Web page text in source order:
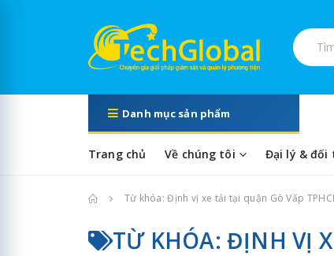
Tìm
Danh mục sản phẩm
Trang chủ Về chúng tôi Đại lý & đối
Trang chủTừ khóa: Định vị xe tải tại quận Gò Vấp
TỪ KHÓA: ĐỊNH VỊ